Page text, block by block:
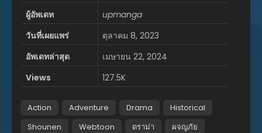
ผู้อัพเดท
upmanga
วันที่เผยแพร่
ตุลาคม 8, 2023
อัพเดทล่าสุด
เมษายน 22, 2024
Views
127.5K
Action Adventure Drama
Historical
Shounen
Webtoon ดราม่า
ผจญภัย